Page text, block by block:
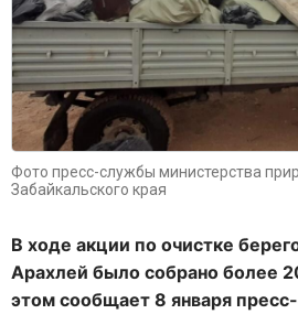
Фото пресс-службы министерства
Забайкальского края
В ходе акции по очистке
Арахлей было собрано более
этом сообщает 8 января